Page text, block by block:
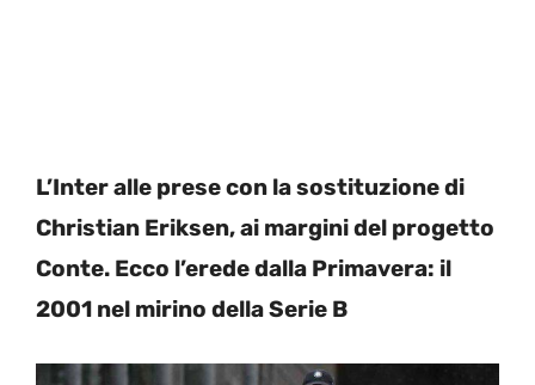
L’Inter alle prese con la sostituzione di
Christian Eriksen, ai margini del progetto
Conte. Ecco l’erede dalla Primavera: il
2001 nel mirino della Serie B